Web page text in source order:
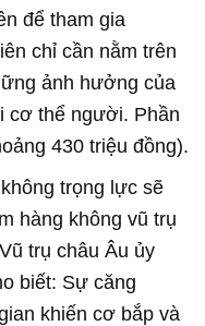
để tham gia
chỉ cần nằm trên
ảnh hưởng của
cơ thể người. Phần
430 triệu đồng).
trọng lực sẽ
hàng không vũ trụ
trụ châu Âu ủy
biết: Sự căng
khiến cơ bắp và